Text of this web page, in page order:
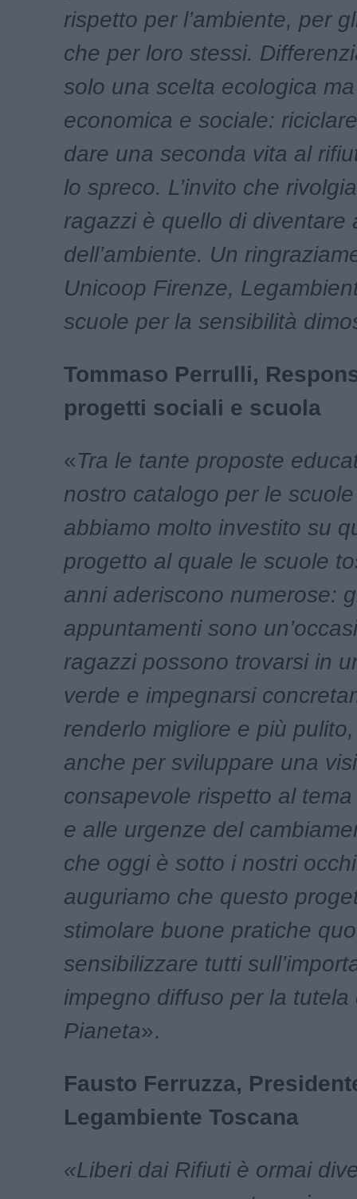
rispetto per l’ambiente, per
che per loro stessi.
solo una scelta ecologica
economica e sociale:
dare una seconda vita al
lo spreco. L’invito che
ragazzi è quello di diventare
dell’ambiente. Un
Unicoop Firenze,
scuole per la sensibilità
Tommaso Perrulli,
progetti sociali e scuola
«Tra le tante proposte
nostro catalogo per le
abbiamo molto investito su
progetto al quale le scuole
anni aderiscono numerose:
appuntamenti sono
ragazzi possono trovarsi in
verde e impegnarsi
renderlo migliore e più
anche per sviluppare una
consapevole rispetto al
e alle urgenze del
che oggi è sotto i nostri
auguriamo che questo
stimolare buone pratiche
sensibilizzare tutti
impegno diffuso per la tutela
Pianeta».
Fausto Ferruzza,
Legambiente Toscana
«Liberi dai Rifiuti è ormai